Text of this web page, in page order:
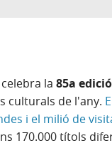
la 85a
culturals de l'any.
i el milió de
170.000 títols